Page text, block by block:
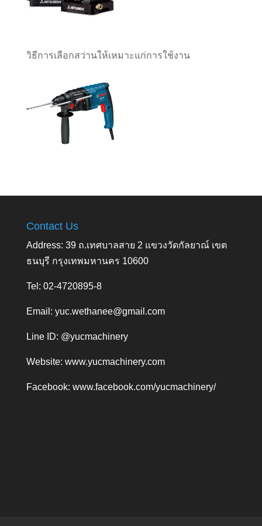
วิธีการเลือกสว่านให้เหมาะแก่การใช้งาน
Contact Us
Address: 39 ถ.เทศบาลสาย 2 แขวงวัดกัลยาณ์ เขต
ธนบุรี กรุงเทพมหานคร 10600
Tel: 02-4720895-8
Email: yuc.wethanee@gmail.com
Line ID: @yucmachinery
Website: www.yucmachinery.com
Facebook: www.facebook.com/yucmachinery/